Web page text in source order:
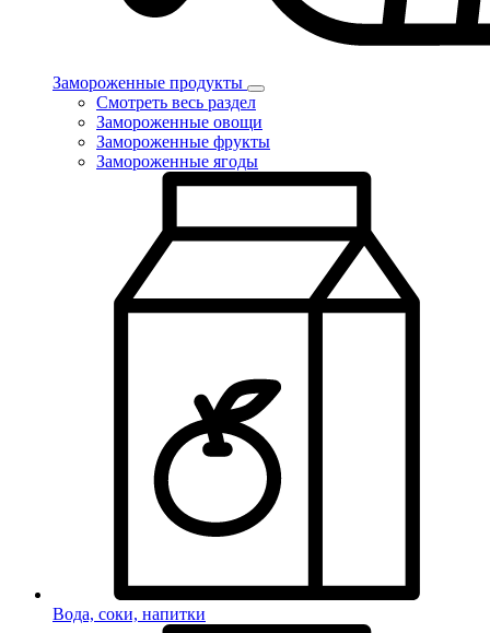
Замороженные продукты
Смотреть весь раздел
Замороженные овощи
Замороженные фрукты
Замороженные ягоды
Вода, соки, напитки